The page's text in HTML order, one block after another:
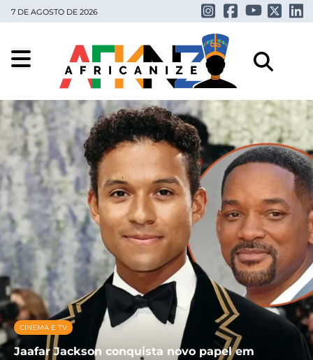
7 DE AGOSTO DE 2026
CINEMA E TV
Jaafar Jackson conquista novo papel em